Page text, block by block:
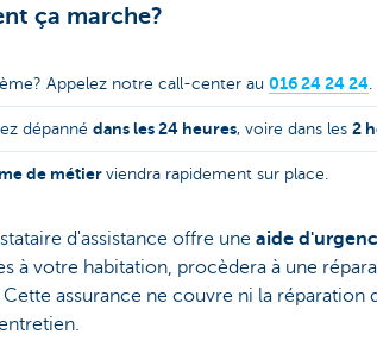
ça marche?
Appelez notre call-center au 016 24 24 24
dépanné dans les 24 heures, voire dans les 2
de métier viendra rapidement sur place.
d'assistance offre une aide
à votre habitation, procèdera à une
Cette assurance ne couvre ni la